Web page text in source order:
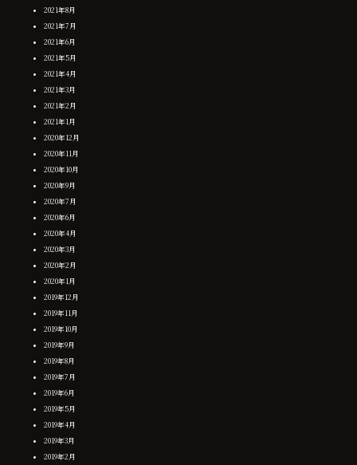
2021年8月
2021年7月
2021年6月
2021年5月
2021年4月
2021年3月
2021年2月
2021年1月
2020年12月
2020年11月
2020年10月
2020年9月
2020年7月
2020年6月
2020年4月
2020年3月
2020年2月
2020年1月
2019年12月
2019年11月
2019年10月
2019年9月
2019年8月
2019年7月
2019年6月
2019年5月
2019年4月
2019年3月
2019年2月